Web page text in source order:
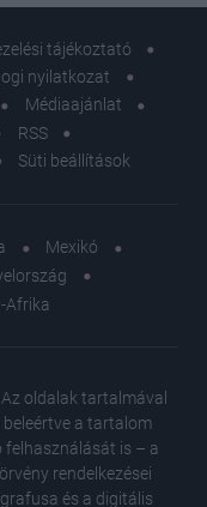
tájékoztató
nyilatkozat
Médiaajánlat
RSS
Süti beállítások
Mexikó
Afrika
oldalak tartalmával
a tartalom
felhasználását is – a
rendelkezései
és a digitális